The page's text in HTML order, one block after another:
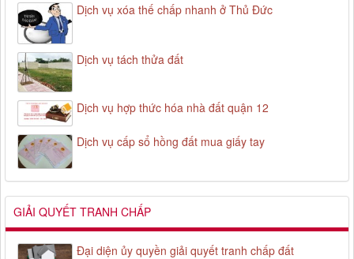
Dịch vụ xóa thế chấp nhanh ở Thủ Đức
Dịch vụ tách thửa đất
Dịch vụ hợp thức hóa nhà đất quận 12
Dịch vụ cấp sổ hồng đất mua giấy tay
GIẢI QUYẾT TRANH CHẤP
Đại diện ủy quyền giải quyết tranh chấp đất